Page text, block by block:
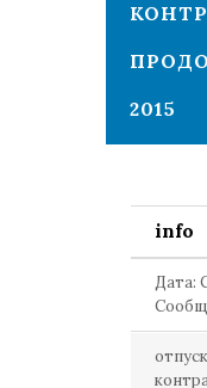
2015
info
Дата: